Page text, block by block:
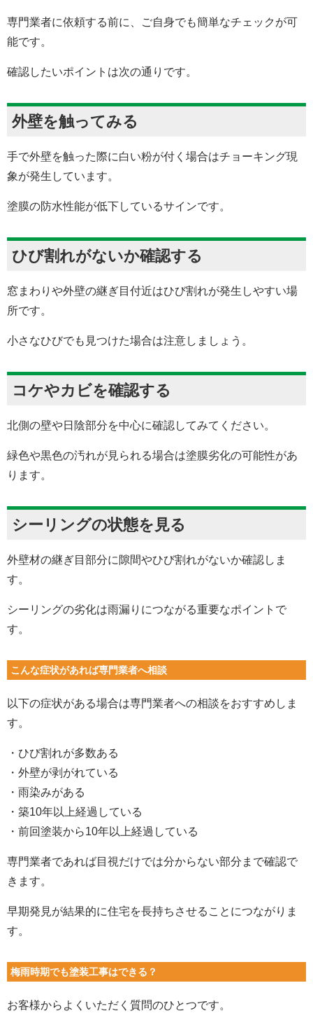
専門業者に依頼する前に、ご自身でも簡単なチェックが可
能です。
確認したいポイントは次の通りです。
外壁を触ってみる
手で外壁を触った際に白い粉が付く場合はチョーキング現
象が発生しています。
塗膜の防水性能が低下しているサインです。
ひび割れがないか確認する
窓まわりや外壁の継ぎ目付近はひび割れが発生しやすい場
所です。
小さなひびでも見つけた場合は注意しましょう。
コケやカビを確認する
北側の壁や日陰部分を中心に確認してみてください。
緑色や黒色の汚れが見られる場合は塗膜劣化の可能性があ
ります。
シーリングの状態を見る
外壁材の継ぎ目部分に隙間やひび割れがないか確認しま
す。
シーリングの劣化は雨漏りにつながる重要なポイントで
す。
こんな症状があれば専門業者へ相談
以下の症状がある場合は専門業者への相談をおすすめしま
す。
・ひび割れが多数ある
・外壁が剥がれている
・雨染みがある
・築10年以上経過している
・前回塗装から10年以上経過している
専門業者であれば目視だけでは分からない部分まで確認で
きます。
早期発見が結果的に住宅を長持ちさせることにつながりま
す。
梅雨時期でも塗装工事はできる？
お客様からよくいただく質問のひとつです。